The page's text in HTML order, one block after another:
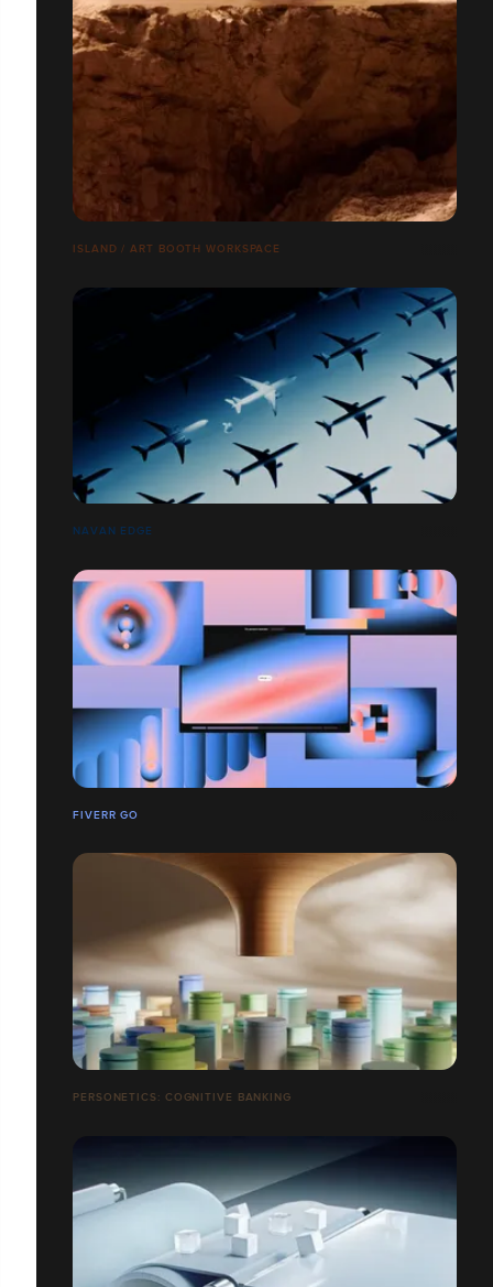
ISLAND / ART BOOTH WORKSPACE
NAVAN EDGE
FIVERR GO
PERSONETICS: COGNITIVE BANKING